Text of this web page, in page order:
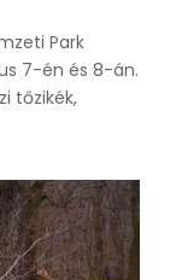
Park
7-én és 8-án.
tőzikék,